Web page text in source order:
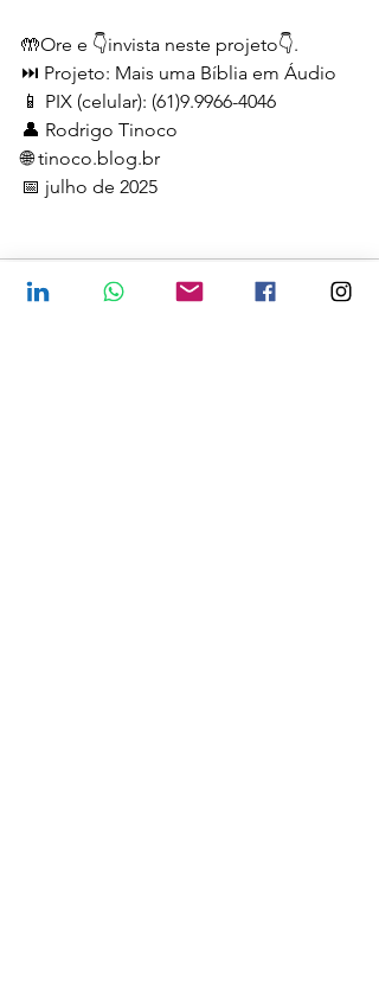
🤲Ore e 👇invista neste projeto👇.
⏭️ Projeto: Mais uma Bíblia em Áudio
📱 PIX (celular): (61)9.9966-4046
👤 Rodrigo Tinoco
🌐 tinoco.blog.br
📅 julho de 2025